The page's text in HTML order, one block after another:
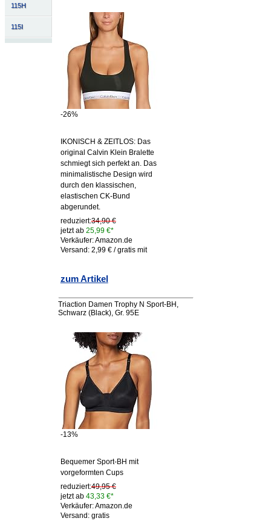
115H
115I
-26%
IKONISCH & ZEITLOS: Das
original Calvin Klein Bralette
schmiegt sich perfekt an. Das
minimalistische Design wird
durch den klassischen,
elastischen CK-Bund
abgerundet.
reduziert:34,90 €
jetzt ab 25,99 €*
Verkäufer: Amazon.de
Versand: 2,99 € / gratis mit
zum Artikel
Triaction Damen Trophy N Sport-BH,
Schwarz (Black), Gr. 95E
-13%
Bequemer Sport-BH mit
vorgeformten Cups
reduziert:49,95 €
jetzt ab 43,33 €*
Verkäufer: Amazon.de
Versand: gratis